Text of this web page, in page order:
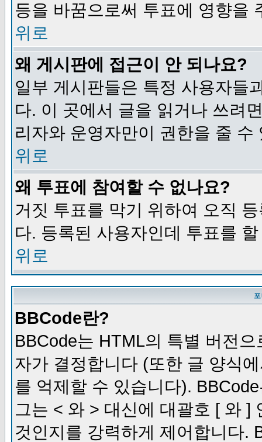
등을 바꿈으로써 투표에 영향을
위로
왜 게시판에 접근이 안 되나요?
일부 게시판들은 특정 사용자들
다. 이 곳에서 글을 읽거나 쓰려
리자와 운영자만이 권한을 줄
위로
왜 투표에 참여할 수 없나요?
거짓 투표를 막기 위하여 오직
다. 등록된 사용자인데 투표를
위로
BBCode란?
BBCode는 HTML의 특별 버전
자가 결정합니다 (또한 글 양식
를 억제할 수 있습니다).
그는 < 와 > 대신에 대괄호 [ 와 ]
것인지를 강력하게 제어합니다.